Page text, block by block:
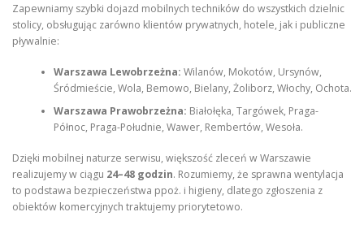
Zapewniamy szybki dojazd mobilnych techników do wszystkich dzielnic
stolicy, obsługując zarówno klientów prywatnych, hotele, jak i publiczne
pływalnie:
Warszawa Lewobrzeżna: Wilanów, Mokotów, Ursynów,
Śródmieście, Wola, Bemowo, Bielany, Żoliborz, Włochy, Ochota.
Warszawa Prawobrzeżna: Białołęka, Targówek, Praga-
Północ, Praga-Południe, Wawer, Rembertów, Wesoła.
Dzięki mobilnej naturze serwisu, większość zleceń w Warszawie
realizujemy w ciągu 24–48 godzin. Rozumiemy, że sprawna wentylacja
to podstawa bezpieczeństwa ppoż. i higieny, dlatego zgłoszenia z
obiektów komercyjnych traktujemy priorytetowo.